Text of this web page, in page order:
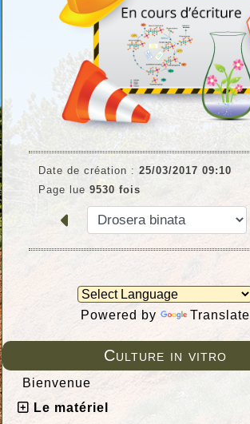
Powered by Translate
Culture in vitro
Bienvenue
Le matériel
Date de création : 25/03/2017 09:10
Page lue 9530 fois